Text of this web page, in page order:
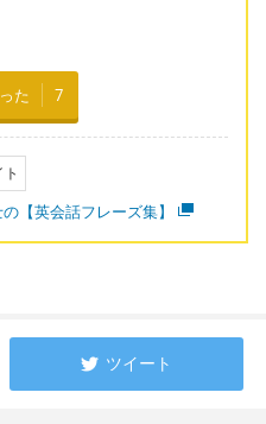
た 7
【英会話フレーズ集】
ツイート